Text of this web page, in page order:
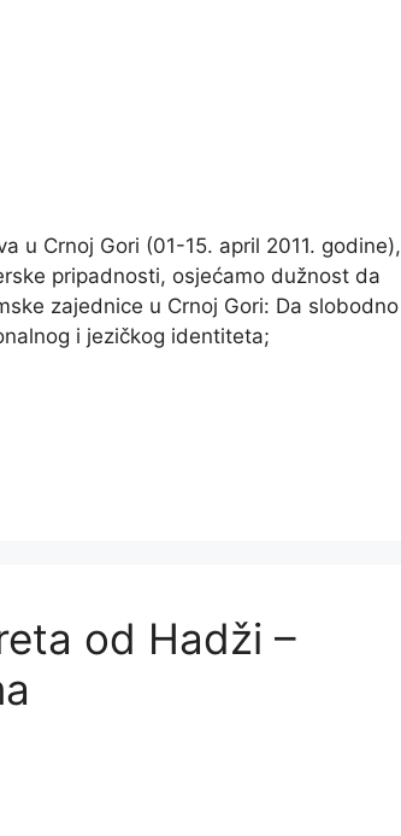
u Crnoj Gori (01-15. april 2011. godine),
pripadnosti, osjećamo dužnost da
zajednice u Crnoj Gori: Da slobodno
i jezičkog identiteta;
od Hadži –